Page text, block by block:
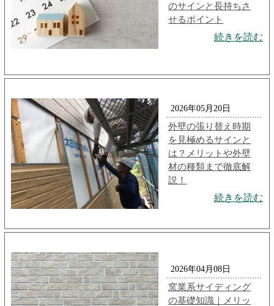
のサインと長持ちさ
せるポイント
続きを読む
2026年05月20日
外壁の張り替え時期
を見極めるサインと
は？メリットや外壁
材の種類まで徹底解
説！
続きを読む
2026年04月08日
窯業系サイディング
の基礎知識｜メリッ